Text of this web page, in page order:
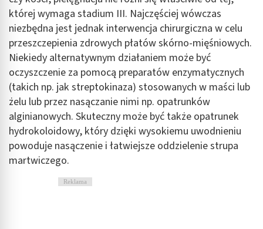
której wymaga stadium III. Najczęściej wówczas
niezbędna jest jednak interwencja chirurgiczna w celu
przeszczepienia zdrowych płatów skórno-mięśniowych.
Niekiedy alternatywnym działaniem może być
oczyszczenie za pomocą preparatów enzymatycznych
(takich np. jak streptokinaza) stosowanych w maści lub
żelu lub przez nasączanie nimi np. opatrunków
alginianowych. Skuteczny może być także opatrunek
hydrokoloidowy, który dzięki wysokiemu uwodnieniu
powoduje nasączenie i łatwiejsze oddzielenie strupa
martwiczego.
Reklama